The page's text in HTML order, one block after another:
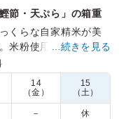
節・天ぷら」の箱重
くらな自家精米が美
米粉使用の軽やかな
りを一箱に。
880円～1,620円
…続きを見る
14
（金）
15
（土）
－ 休